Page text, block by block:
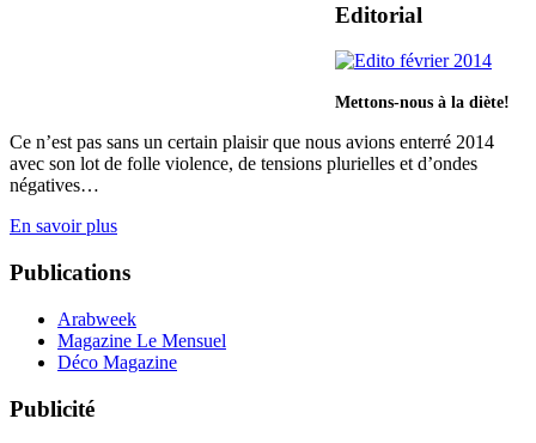
Editorial
Mettons-nous à la diète!
Ce n’est pas sans un certain plaisir que nous avions enterré 2014
avec son lot de folle violence, de tensions plurielles et d’ondes
négatives…
En savoir plus
Publications
Arabweek
Magazine Le Mensuel
Déco Magazine
Publicité